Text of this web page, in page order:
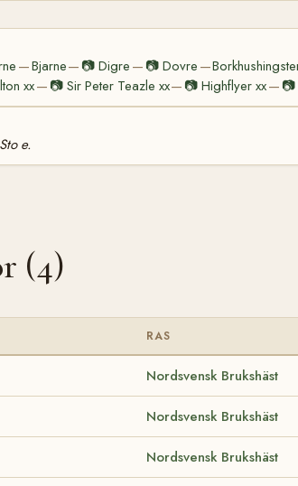
—Bjarne— 📷Digre — 📷Dovre —
xx— 📷 Sir Peter Teazle xx— 📷 Highflyer xx— 📷
Sto e.
(4)
RAS
Nordsvensk Brukshäst
Nordsvensk Brukshäst
Nordsvensk Brukshäst